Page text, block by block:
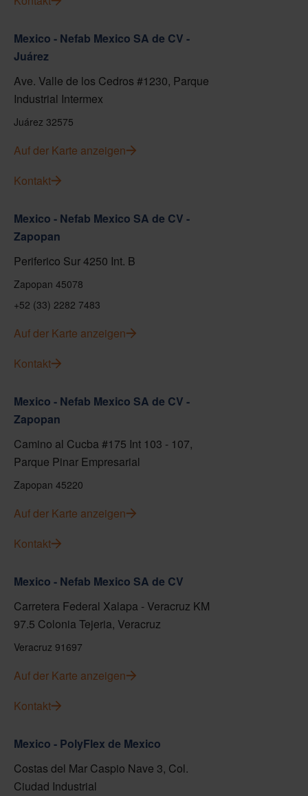
Mexico - Nefab Mexico SA de CV -
Juárez
Ave. Valle de los Cedros #1230, Parque
Industrial Intermex
Juárez 32575
Auf der Karte anzeigen
Kontakt
Mexico - Nefab Mexico SA de CV -
Zapopan
Periferico Sur 4250 Int. B
Zapopan 45078
+52 (33) 2282 7483
Auf der Karte anzeigen
Kontakt
Mexico - Nefab Mexico SA de CV -
Zapopan
Camino al Cucba #175 Int 103 - 107,
Parque Pinar Empresarial
Zapopan 45220
Auf der Karte anzeigen
Kontakt
Mexico - Nefab Mexico SA de CV
Carretera Federal Xalapa - Veracruz KM
97.5 Colonia Tejeria, Veracruz
Veracruz 91697
Auf der Karte anzeigen
Kontakt
Mexico - PolyFlex de Mexico
Costas del Mar Caspio Nave 3, Col.
Ciudad Industrial